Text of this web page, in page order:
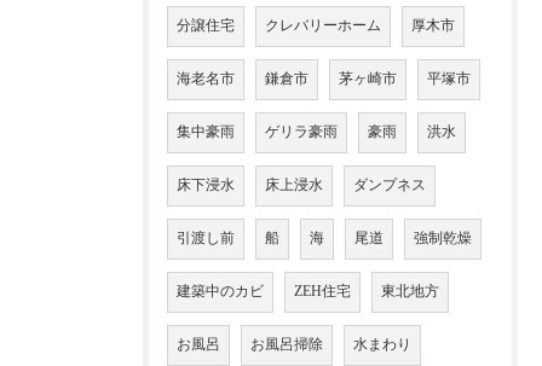
分譲住宅 クレバリーホーム 厚木市
海老名市 鎌倉市 茅ヶ崎市 平塚市
集中豪雨 ゲリラ豪雨 豪雨 洪水
床下浸水 床上浸水 ダンプネス
引渡し前 船 海 尾道 強制乾燥
建築中のカビ ZEH住宅 東北地方
お風呂 お風呂掃除 水まわり